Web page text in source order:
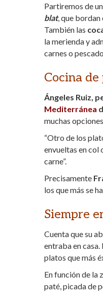
at
s
A
p
p
e
b
o
o
k
Partiremos de
blat, que bordan
También las
la merienda y
carnes o
Cocina
Ángeles Ruiz,
Mediterránea
muchas opciones.
“Otro de los
envueltas en col
carne”.
Precisamente
los que más se
Siempre
Cuenta que su
entraba en
platos que más
En función de la
paté, picada de